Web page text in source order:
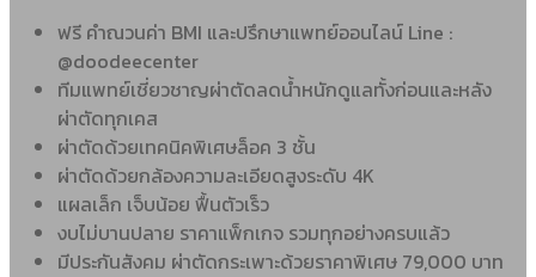
ฟรี คำณวนค่า BMI และปรึกษาแพทย์ออนไลน์ Line :
@doodeecenter
ทีมแพทย์เชี่ยวชาญผ่าตัดลดน้ำหนักดูแลทั้งก่อนและหลัง
ผ่าตัดทุกเคส
ผ่าตัดด้วยเทคนิคพิเศษล็อค 3 ชั้น
ผ่าตัดด้วยกล้องความละเอียดสูงระดับ 4K
แผลเล็ก เจ็บน้อย ฟื้นตัวเร็ว
งบไม่บานปลาย ราคาแพ็กเกจ รวมทุกอย่างครบแล้ว
มีประกันสังคม ผ่าตัดกระเพาะด้วยราคาพิเศษ 79,000 บาท